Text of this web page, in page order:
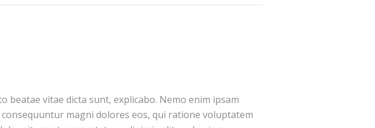
beatae vitae dicta sunt, explicabo. Nemo enim ipsam
magni dolores eos, qui ratione voluptatem